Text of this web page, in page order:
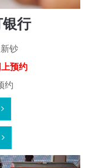
行
钞
预约
约